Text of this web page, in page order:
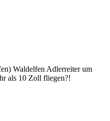
Waldelfen Adlerreiter um
als 10 Zoll fliegen?!